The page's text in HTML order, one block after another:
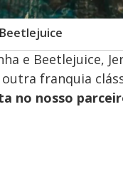
e Beetlejuice,
franquia
no nosso